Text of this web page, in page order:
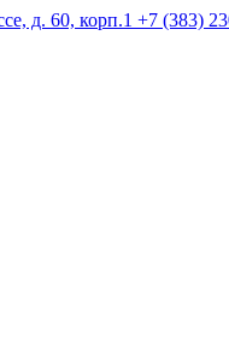
д. 60, корп.1 +7 (383)